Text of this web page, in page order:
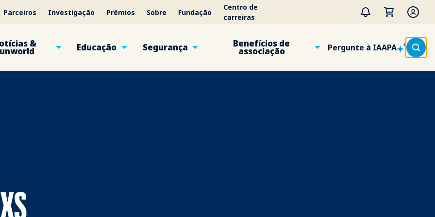
Parceiros Investigação Prêmios Sobre Fundação
Centro de
carreiras
& Educação Segurança Benefícios de
associação Pergunte à IAAPA